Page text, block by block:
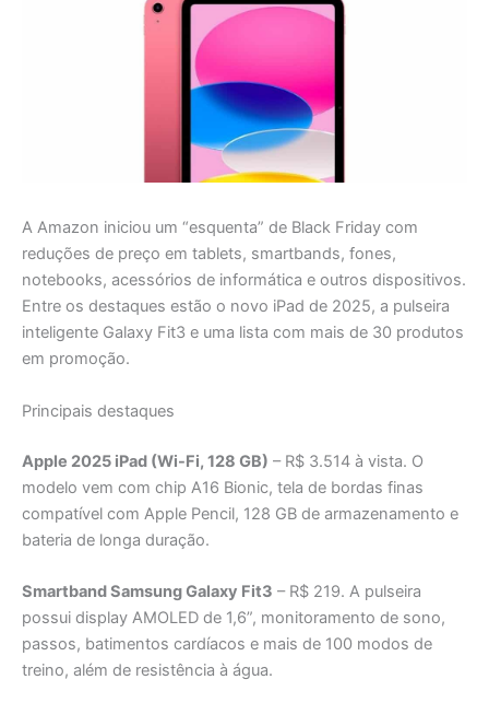
A Amazon iniciou um “esquenta” de Black Friday com
reduções de preço em tablets, smartbands, fones,
notebooks, acessórios de informática e outros dispositivos.
Entre os destaques estão o novo iPad de 2025, a pulseira
inteligente Galaxy Fit3 e uma lista com mais de 30 produtos
em promoção.
Principais destaques
Apple 2025 iPad (Wi-Fi, 128 GB) – R$ 3.514 à vista. O
modelo vem com chip A16 Bionic, tela de bordas finas
compatível com Apple Pencil, 128 GB de armazenamento e
bateria de longa duração.
Smartband Samsung Galaxy Fit3 – R$ 219. A pulseira
possui display AMOLED de 1,6”, monitoramento de sono,
passos, batimentos cardíacos e mais de 100 modos de
treino, além de resistência à água.